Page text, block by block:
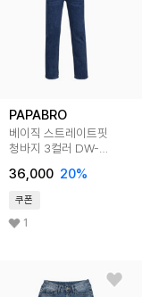
PAPABRO
베이직 스트레이트핏
청바지 3컬러 DW-
36,000 20%
쿠폰
1